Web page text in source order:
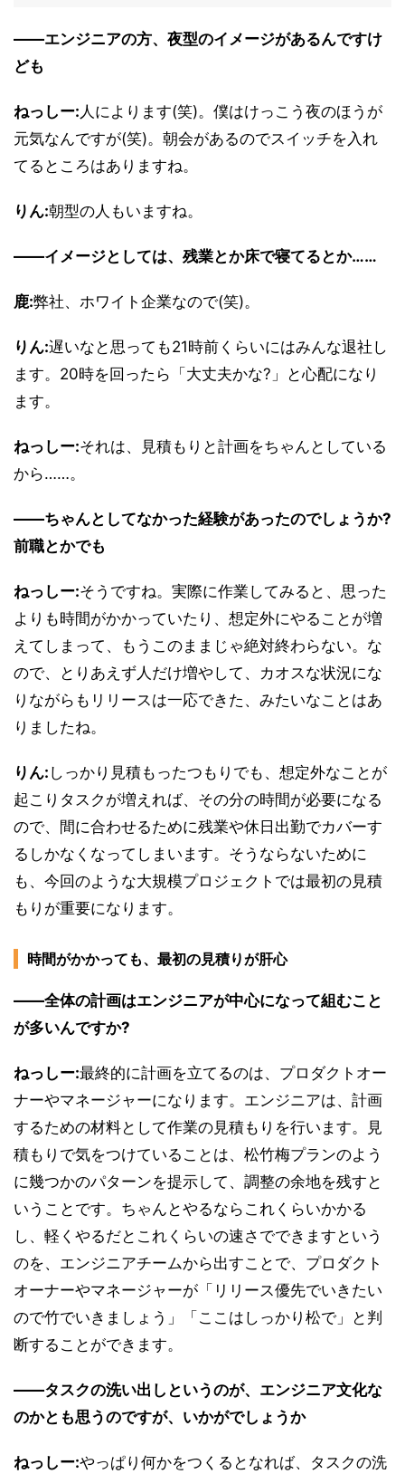
――エンジニアの方、夜型のイメージがあるんですけ
ども
ねっしー: 人によります(笑)。僕はけっこう夜のほうが
元気なんですが(笑)。朝会があるのでスイッチを入れ
てるところはありますね。
りん:朝型の人もいますね。
――イメージとしては、残業とか床で寝てるとか……
鹿:弊社、ホワイト企業なので(笑)。
りん:遅いなと思っても21時前くらいにはみんな退社し
ます。20時を回ったら「大丈夫かな?」と心配になり
ます。
ねっしー:それは、見積もりと計画をちゃんとしている
から……。
――ちゃんとしてなかった経験があったのでしょうか?
前職とかでも
ねっしー:そうですね。実際に作業してみると、思った
よりも時間がかかっていたり、想定外にやることが増
えてしまって、もうこのままじゃ絶対終わらない。な
ので、とりあえず人だけ増やして、カオスな状況にな
りながらもリリースは一応できた、みたいなことはあ
りましたね。
りん: しっかり見積もったつもりでも、想定外なことが
起こりタスクが増えれば、その分の時間が必要になる
ので、間に合わせるために残業や休日出勤でカバーす
るしかなくなってしまいます。そうならないために
も、今回のような大規模プロジェクトでは最初の見積
もりが重要になります。
時間がかかっても、最初の見積りが肝心
――全体の計画はエンジニアが中心になって組むこと
が多いんですか?
ねっしー:最終的に計画を立てるのは、プロダクトオー
ナーやマネージャーになります。エンジニアは、計画
するための材料として作業の見積もりを行います。見
積もりで気をつけていることは、松竹梅プランのよう
に幾つかのパターンを提示して、調整の余地を残すと
いうことです。ちゃんとやるならこれくらいかかる
し、軽くやるだとこれくらいの速さでできますという
のを、エンジニアチームから出すことで、プロダクト
オーナーやマネージャーが「リリース優先でいきたい
ので竹でいきましょう」「ここはしっかり松で」と判
断することができます。
――タスクの洗い出しというのが、エンジニア文化な
のかとも思うのですが、いかがでしょうか
ねっしー:やっぱり何かをつくるとなれば、タスクの洗